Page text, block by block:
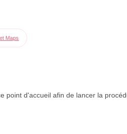
Maps
point d'accueil afin de lancer la